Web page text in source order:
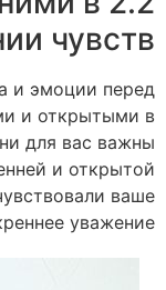
чувств
и эмоции перед
и открытыми в
для вас важны
и открытой
ваше
уважение.